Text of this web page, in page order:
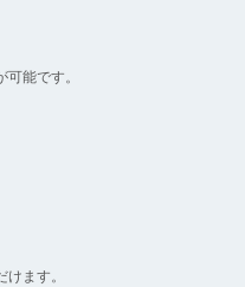
能です。
ます。